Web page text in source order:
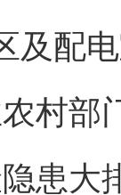
及配
部门
患大